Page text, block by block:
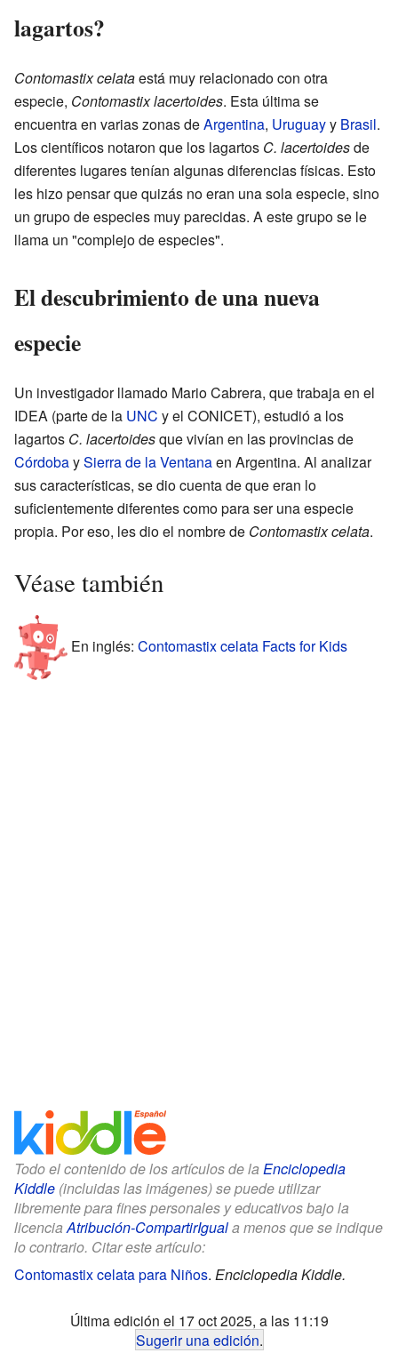
lagartos?
Contomastix celataestá muy relacionado con otra
especie, Contomastix lacertoides. Esta última se
encuentra en varias zonas deArgentina, Uruguayy Brasil.
Los científicos notaron que los lagartos C. lacertoidesde
diferentes lugares tenían algunas diferencias físicas. Esto
les hizo pensar que quizás no eran una sola especie, sino
un grupo de especies muy parecidas. A este grupo se le
llama un "complejo de especies".
El descubrimiento de una nueva
especie
Un investigador llamado Mario Cabrera, que trabaja en el
IDEA (parte de la UNC y el CONICET), estudió a los
lagartos C. lacertoidesque vivían en las provincias de
CórdobaySierra de la Ventanaen Argentina. Al analizar
sus características, se dio cuenta de que eran lo
suficientemente diferentes como para ser una especie
propia. Por eso, les dio el nombre de Contomastix celata.
Véase también
En inglés: Contomastix celata Facts for Kids
Todo el contenido de los artículos de la Enciclopedia
Kiddle (incluidas las imágenes) se puede utilizar
libremente para fines personales y educativos bajo la
licenciaAtribución-CompartirIguala menos que se indique
lo contrario. Citar este artículo:
Contomastix celata para Niños. Enciclopedia Kiddle.
Última edición el 17 oct 2025, a las 11:19
Sugerir una edición.